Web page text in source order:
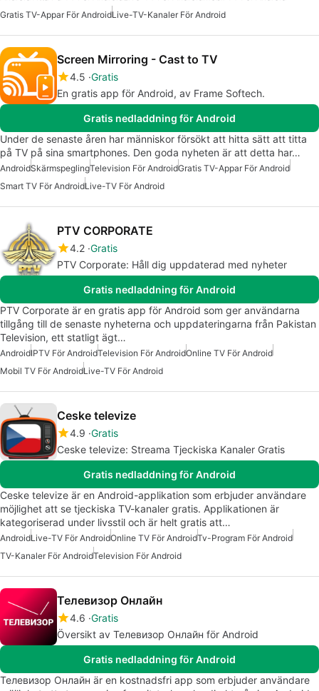
Gratis TV-Appar För AndroidLive-TV-Kanaler För Android
Screen Mirroring - Cast to TV
4.5 Gratis
En gratis app för Android, av Frame Softech.
Gratis nedladdning för Android
Under de senaste åren har människor försökt att hitta sätt att titta
på TV på sina smartphones. Den goda nyheten är att detta har…
AndroidSkärmspeglingTelevision För AndroidGratis TV-Appar För Android
Smart TV För AndroidLive-TV För Android
PTV CORPORATE
4.2 Gratis
PTV Corporate: Håll dig uppdaterad med nyheter
Gratis nedladdning för Android
PTV Corporate är en gratis app för Android som ger användarna
tillgång till de senaste nyheterna och uppdateringarna från Pakistan
Television, ett statligt ägt…
AndroidIPTV För AndroidTelevision För AndroidOnline TV För Android
Mobil TV För AndroidLive-TV För Android
Ceske televize
4.9 Gratis
Ceske televize: Streama Tjeckiska Kanaler Gratis
Gratis nedladdning för Android
Ceske televize är en Android-applikation som erbjuder användare
möjlighet att se tjeckiska TV-kanaler gratis. Applikationen är
kategoriserad under livsstil och är helt gratis att…
AndroidLive-TV För AndroidOnline TV För AndroidTv-Program För Android
TV-Kanaler För AndroidTelevision För Android
Телевизор Онлайн
4.6 Gratis
Översikt av Телевизор Онлайн för Android
Gratis nedladdning för Android
Телевизор Онлайн är en kostnadsfri app som erbjuder användare